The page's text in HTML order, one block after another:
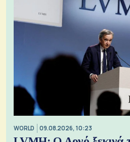
WORLD 09.08.2026, 10:23